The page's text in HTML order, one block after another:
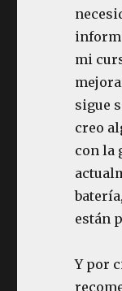
mi
sigue
creo
con la
están
Y por